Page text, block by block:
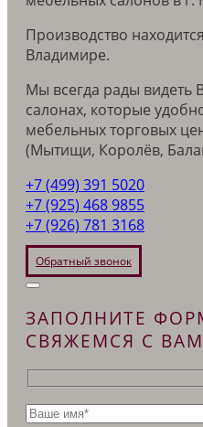
Производство
Владимире.
Мы всегда рады видеть
салонах, которые
мебельных торговых
(Мытищи, Королёв,
+7 (499) 391 5020
+7 (925) 468 9855
+7 (926) 781 3168
Обратный звонок
ЗАПОЛНИТЕ
СВЯЖЕМСЯ С